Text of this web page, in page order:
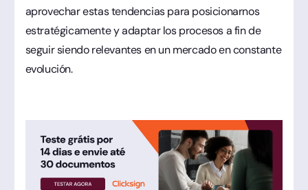
aprovechar estas tendencias para posicionarnos
estratégicamente y adaptar los procesos a fin de
seguir siendo relevantes en un mercado en constante
evolución.